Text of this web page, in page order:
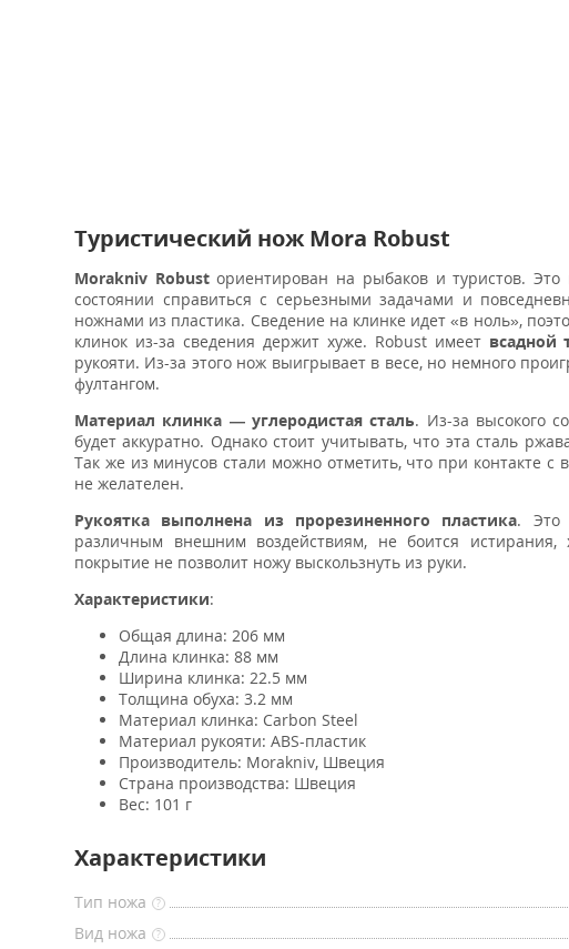
Туристический нож Mora Robust
Morakniv Robustориентирован на рыбаков и туристов.
состоянии справиться с серьезными задачами и
ножнами из пластика. Сведение на клинке идет «в ноль»,
клинок из-за сведения держит хуже. Robust имеет всадной
рукояти. Из-за этого нож выигрывает в весе, но немного
фултангом.
Материал клинка — углеродистая сталь. Из-за высокого
будет аккуратно. Однако стоит учитывать, что эта сталь
Так же из минусов стали можно отметить, что при контакте с
не желателен.
Рукоятка выполнена из прорезиненного пластика. Это
различным внешним воздействиям, не боится
покрытие не позволит ножу выскользнуть из руки.
Характеристики:
Общая длина: 206 мм
Длина клинка: 88 мм
Ширина клинка: 22.5 мм
Толщина обуха: 3.2 мм
Материал клинка: Carbon Steel
Материал рукояти: ABS-пластик
Производитель: Morakniv, Швеция
Страна производства: Швеция
Вес: 101 г
Характеристики
Тип ножа ?
Вид ножа ?